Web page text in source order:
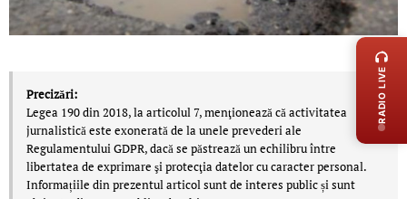
Precizări:
Legea 190 din 2018, la articolul 7, menţionează că activitatea
jurnalistică este exonerată de la unele prevederi ale
Regulamentului GDPR, dacă se păstrează un echilibru între
libertatea de exprimare şi protecţia datelor cu caracter personal.
Informațiile din prezentul articol sunt de interes public și sunt
RADIO LIVE